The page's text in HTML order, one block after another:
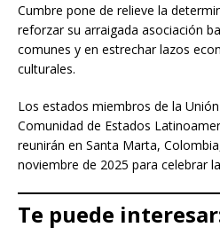
Cumbre pone de relieve la
reforzar su arraigada asociación
comunes y en estrechar lazos
culturales.
Los estados miembros de la
Comunidad de Estados
reunirán en Santa Marta,
noviembre de 2025 para celebrar
Te puede